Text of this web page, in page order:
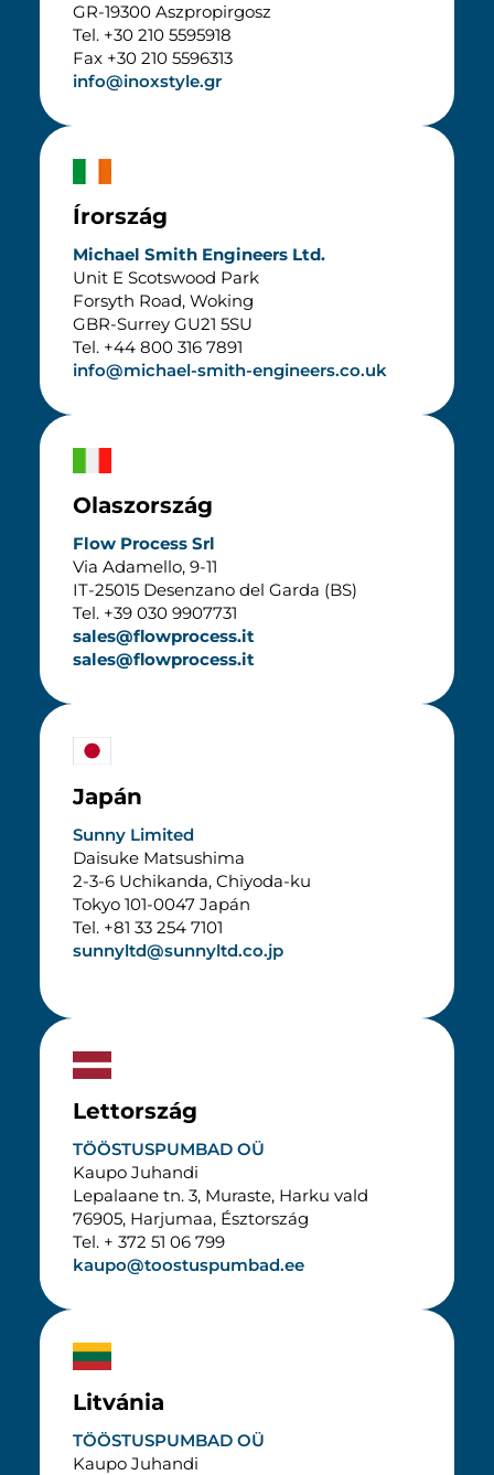
GR-19300 Aszpropirgosz
Tel. +30 210 5595918
Fax +30 210 5596313
info@inoxstyle.gr
Írország
Michael Smith Engineers Ltd.
Unit E Scotswood Park
Forsyth Road, Woking
GBR-Surrey GU21 5SU
Tel. +44 800 316 7891
info@michael-smith-engineers.co.uk
Olaszország
Flow Process Srl
Via Adamello, 9-11
IT-25015 Desenzano del Garda (BS)
Tel. +39 030 9907731
sales@flowprocess.it
sales@flowprocess.it
Japán
Sunny Limited
Daisuke Matsushima
2-3-6 Uchikanda, Chiyoda-ku
Tokyo 101-0047 Japán
Tel. +81 33 254 7101
sunnyltd@sunnyltd.co.jp
Lettország
TÖÖSTUSPUMBAD OÜ
Kaupo Juhandi
Lepalaane tn. 3, Muraste, Harku vald
76905, Harjumaa, Észtország
Tel. + 372 51 06 799
kaupo@toostuspumbad.ee
Litvánia
TÖÖSTUSPUMBAD OÜ
Kaupo Juhandi